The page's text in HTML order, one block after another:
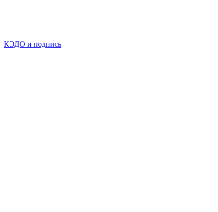
КЭДО и подпись